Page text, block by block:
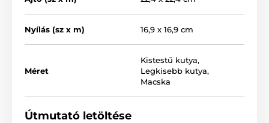
Nyílás (sz x m) 16,9 x 16,9 cm
Méret
Kistestű kutya,
Legkisebb kutya,
Macska
Útmutató letöltése